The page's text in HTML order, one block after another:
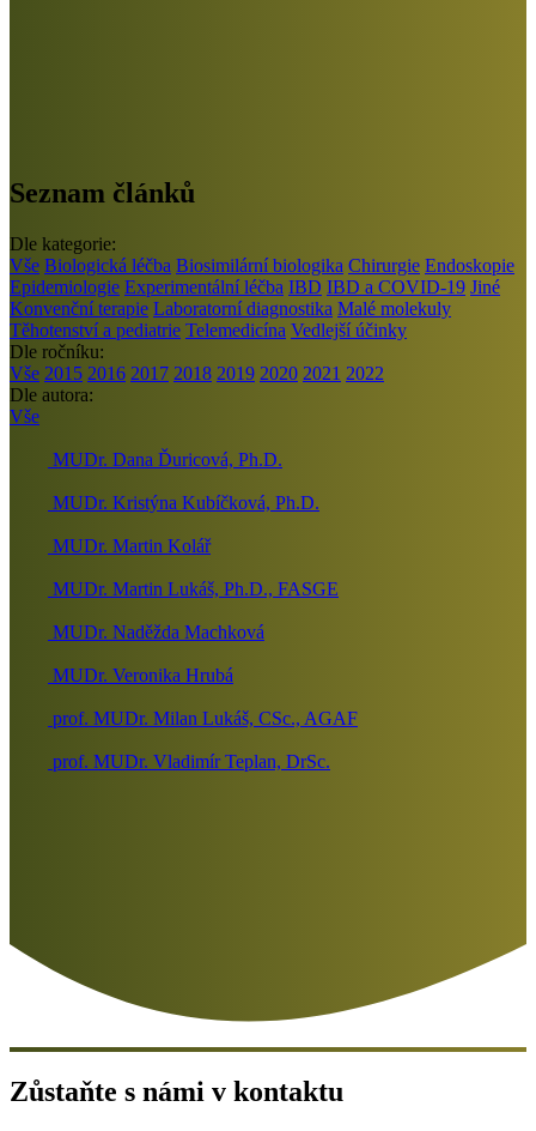
Seznam článků
Dle kategorie:
Vše Biologická léčba Biosimilární biologika Chirurgie Endoskopie
Epidemiologie Experimentální léčba IBD IBD a COVID-19 Jiné
Konvenční terapie Laboratorní diagnostika Malé molekuly
Těhotenství a pediatrie Telemedicína Vedlejší účinky
Dle ročníku:
Vše 2015 2016 2017 2018 2019 2020 2021 2022
Dle autora:
Vše
MUDr. Dana Ďuricová, Ph.D.
MUDr. Kristýna Kubíčková, Ph.D.
MUDr. Martin Kolář
MUDr. Martin Lukáš, Ph.D., FASGE
MUDr. Naděžda Machková
MUDr. Veronika Hrubá
prof. MUDr. Milan Lukáš, CSc., AGAF
prof. MUDr. Vladimír Teplan, DrSc.
Zůstaňte s námi v kontaktu